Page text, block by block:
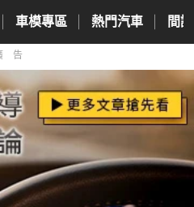
車模專區 熱門汽車 間
告